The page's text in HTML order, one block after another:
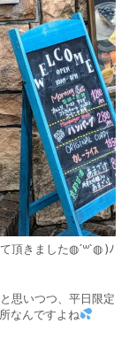
頂きました◍´꒳​`◍ )ﾉ
思いつつ、平日限定
なんですよね